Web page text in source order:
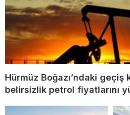
Hürmüz Boğazı’ndaki geçiş
belirsizlik petrol fiyatlarını